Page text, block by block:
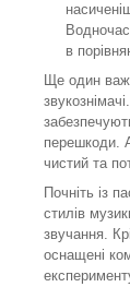
в
Ще один
перешкоди.
чистий та
Почніть із
стилів
звучання.
оснащені